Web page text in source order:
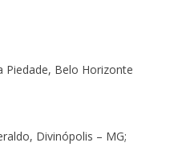
Piedade, Belo Horizonte
Divinópolis – MG;